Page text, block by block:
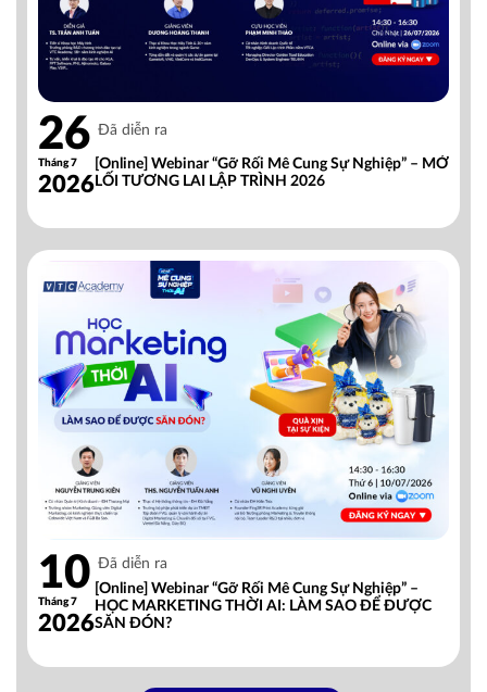
26
Tháng 7
2026
Đã diễn ra
[Online] Webinar “Gỡ Rối Mê Cung Sự Nghiệp” – MỞ
LỐI TƯƠNG LAI LẬP TRÌNH 2026
10
Tháng 7
2026
Đã diễn ra
[Online] Webinar “Gỡ Rối Mê Cung Sự Nghiệp” –
HỌC MARKETING THỜI AI: LÀM SAO ĐỂ ĐƯỢC
SĂN ĐÓN?